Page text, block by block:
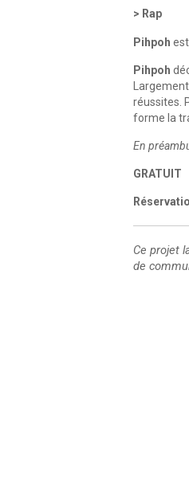
Rap
Pihpoh
Pihpoh
réussites.
forme la
En
GRATUIT
Ce projet
de